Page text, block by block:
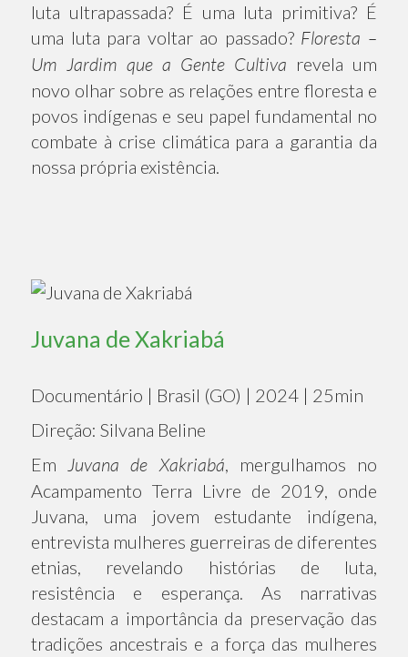
luta ultrapassada? É uma luta primitiva? É
uma luta para voltar ao passado? Floresta –
Um Jardim que a Gente Cultiva revela um
novo olhar sobre as relações entre floresta e
povos indígenas e seu papel fundamental no
combate à crise climática para a garantia da
nossa própria existência.
Juvana de Xakriabá
Documentário | Brasil (GO) | 2024 | 25min
Direção: Silvana Beline
Em Juvana de Xakriabá, mergulhamos no
Acampamento Terra Livre de 2019, onde
Juvana, uma jovem estudante indígena,
entrevista mulheres guerreiras de diferentes
etnias, revelando histórias de luta,
resistência e esperança. As narrativas
destacam a importância da preservação das
tradições ancestrais e a força das mulheres